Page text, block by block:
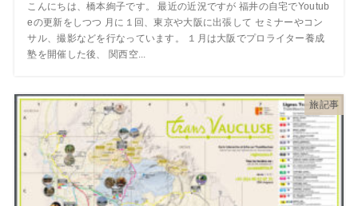
こんにちは、橋本絢子です。 最近の近況ですが 福井の自宅でYoutub
eの更新をしつつ 月に１回、東京や大阪に出張して セミナーやコン
サル、撮影などを行なっています。 １月は大阪でプロライター養成
塾を開催した後、 関西空...
旅記事